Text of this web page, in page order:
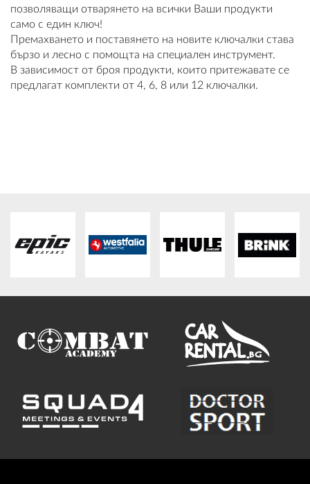
позволяващи отварянето на всички Ваши продукти
само с един ключ!
Премахването и поставянето на новите ключалки става
бързо и лесно с помощта на специален инструмент.
В зависимост от броя продукти, които притежавате се
предлагат комплекти от 4, 6, 8 или 12 ключалки.